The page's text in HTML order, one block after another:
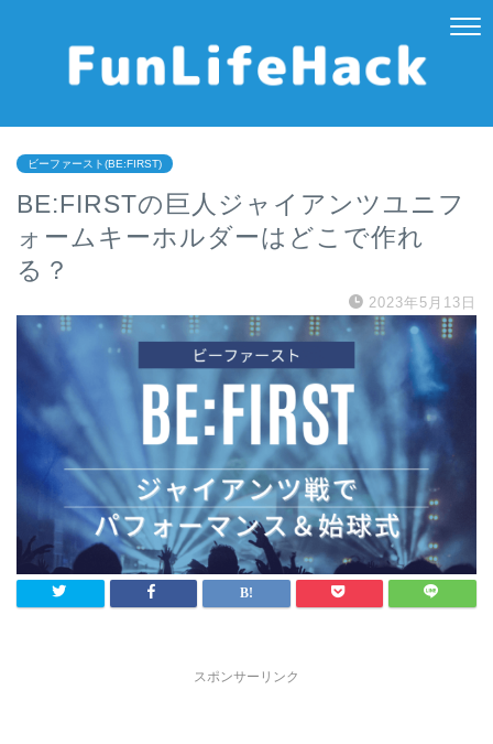
ビーファースト(BE:FIRST)
BE:FIRSTの巨人ジャイアンツユニフ
ォームキーホルダーはどこで作れ
る？
2023年5月13日
スポンサーリンク